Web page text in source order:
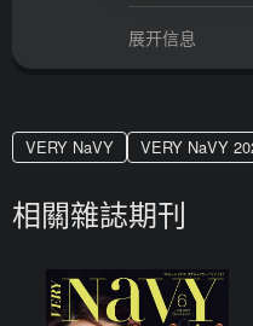
展开信息
VERY NaVY VERY NaVY
相關雜誌期刊